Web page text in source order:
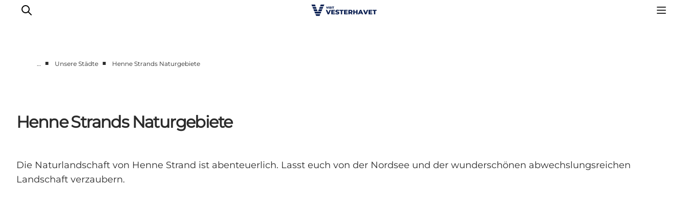
Unsere Städte
Essen & Übernachtung
Plane deine Reise
… ■ Unsere Städte ■ Henne Strands Naturgebiete
Henne Strands Naturgebiete
Die Naturlandschaft von Henne Strand ist abenteuerlich. Lasst euch von der Nordsee und der wunderschönen abwechslungsreichen
Landschaft verzaubern.